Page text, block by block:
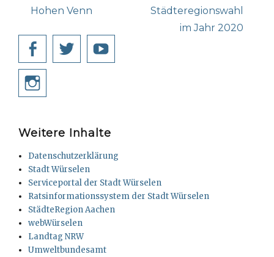
Hohen Venn
Städteregionswahl
im Jahr 2020
Facebook
Twitter
Weitere Inhalte
Datenschutzerklärung
Stadt Würselen
Serviceportal der Stadt Würselen
Ratsinformationssystem der Stadt Würselen
StädteRegion Aachen
webWürselen
Landtag NRW
Umweltbundesamt